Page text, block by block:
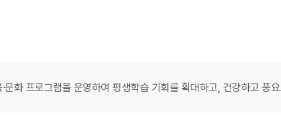
화 프로그램을 운영하여 평생학습 기회를 확대하고, 건강하고 풍